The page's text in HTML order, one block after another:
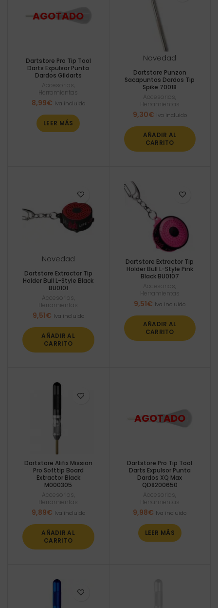
Dartstore Pro Tip Tool
Darts Expulsor Punta
Dardos Gildarts
Accesorios
Herramientas
8,99€ Iva incluido
LEER MÁS
Novedad
Dartstore Punzon
Sacapuntas Dardos Tip
Spike 70018
Accesorios
Herramientas
9,30€ Iva incluido
AÑADIR AL
CARRITO
Novedad
Dartstore Extractor Tip
Holder Bull L-Style Black
BU0101
Accesorios
Herramientas
9,51€ Iva incluido
AÑADIR AL
CARRITO
Dartstore Extractor Tip
Holder Bull L-Style Pink
Black BU0107
Accesorios
Herramientas
9,51€ Iva incluido
AÑADIR AL
CARRITO
Dartstore Alifix Mission
Pro Softtip Board
Extractor Black
M000305
Accesorios
Herramientas
9,89€ Iva incluido
AÑADIR AL
CARRITO
Dartstore Pro Tip Tool
Darts Expulsor Punta
Dardos XQ Max
QD8200650
Accesorios
Herramientas
9,98€ Iva incluido
LEER MÁS